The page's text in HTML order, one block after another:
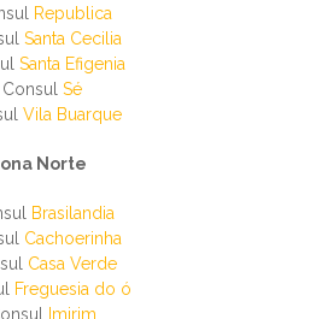
Republica
Santa Cecilia
Santa Efigenia
Consul Sé
Vila Buarque
Norte
Brasilandia
Cachoerinha
Casa Verde
Freguesia do ó
Imirim